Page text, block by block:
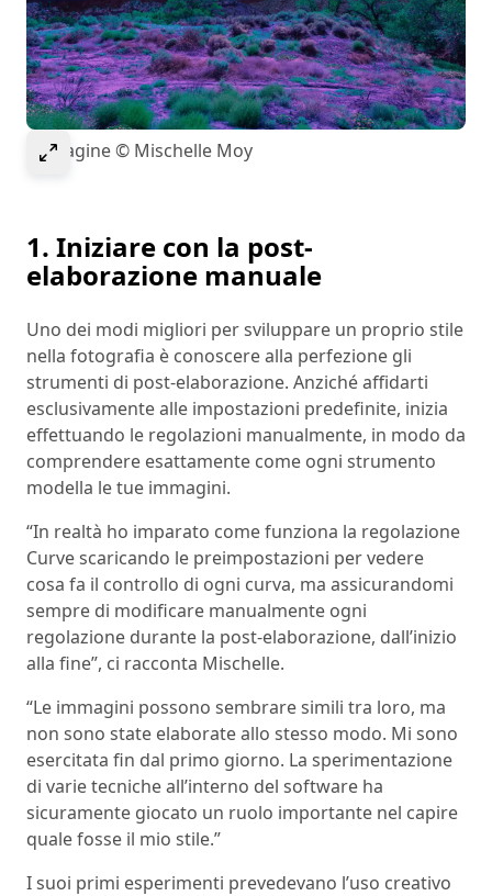
Select to expand image
Immagine © Mischelle Moy
1. Iniziare con la post-
elaborazione manuale
Uno dei modi migliori per sviluppare un proprio stile
nella fotografia è conoscere alla perfezione gli
strumenti di post-elaborazione. Anziché affidarti
esclusivamente alle impostazioni predefinite, inizia
effettuando le regolazioni manualmente, in modo da
comprendere esattamente come ogni strumento
modella le tue immagini.
“In realtà ho imparato come funziona la regolazione
Curve scaricando le preimpostazioni per vedere
cosa fa il controllo di ogni curva, ma assicurandomi
sempre di modificare manualmente ogni
regolazione durante la post-elaborazione, dall’inizio
alla fine”, ci racconta Mischelle.
“Le immagini possono sembrare simili tra loro, ma
non sono state elaborate allo stesso modo. Mi sono
esercitata fin dal primo giorno. La sperimentazione
di varie tecniche all’interno del software ha
sicuramente giocato un ruolo importante nel capire
quale fosse il mio stile.”
I suoi primi esperimenti prevedevano l’uso creativo